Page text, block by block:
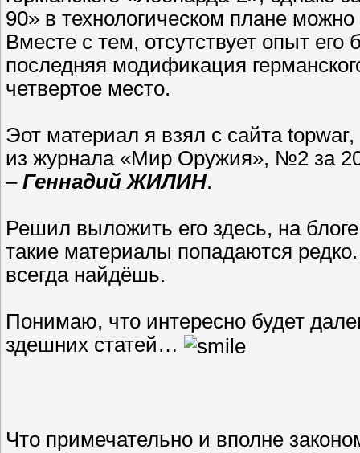
90» в технологическом плане
Вместе с тем, отсутствует опыт
последняя модификация
четвертое место.
Эот материал я взял с сайта
из журнала «Мир Оружия», №2 за
–Геннадий ЖИЛИН.
Решил выложить его здесь, на
такие материалы попадаются
всегда найдёшь.
Понимаю, что интересно будет
здешних статей…
Что примечательно и вполне